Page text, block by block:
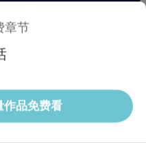
当前话
章节
作品免费看